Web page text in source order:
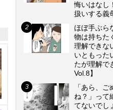
悔いはなし
扱いする義
ほぼ手ぶら
物は持ちた
理解できな
いともった
たが理解で
Vol.8】
「あら、
ね？」って
てないでし